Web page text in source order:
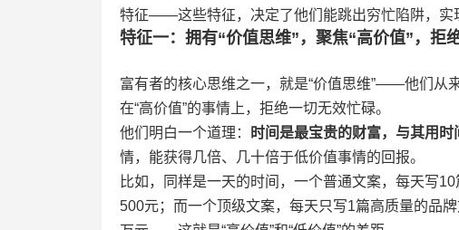
特征——这些特征，决定了他们能跳出穷忙陷阱，实
特征一：拥有“价值思维”，聚焦“高价值”，拒
富有者的核心思维之一，就是“价值思维”——他们从
在“高价值”的事情上，拒绝一切无效忙碌。
他们明白一个道理：
时间是最宝贵的财富，与其用
情，能获得几倍、几十倍于低价值事情的回报。
比如，同样是一天的时间，一个普通文案，每天写
500元；而一个顶级文案，每天只写1篇高质量的品